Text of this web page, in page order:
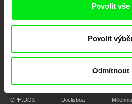
Povolit vše
Povolit
Odmítnout
Členové Doc
CPH:DOX Doclisboa